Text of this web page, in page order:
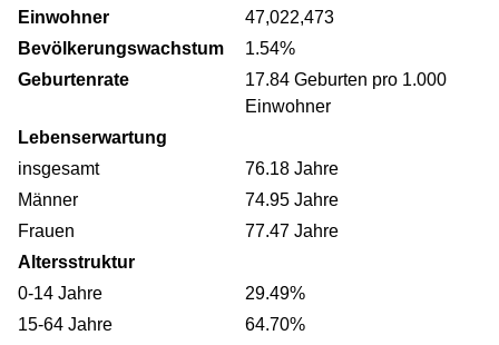
Einwohner
47,022,473
Bevölkerungswachstum
1.54%
Geburtenrate
17.84 Geburten pro 1.000
Einwohner
Lebenserwartung
insgesamt
76.18 Jahre
Männer
74.95 Jahre
Frauen
77.47 Jahre
Altersstruktur
0-14 Jahre
29.49%
15-64 Jahre
64.70%